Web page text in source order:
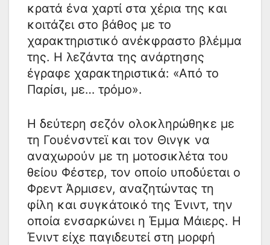
κρατά ένα χαρτί στα χέρια της και
κοιτάζει στο βάθος με το
χαρακτηριστικό ανέκφραστο βλέμμα
της. Η λεζάντα της ανάρτησης
έγραφε χαρακτηριστικά: «Από το
Παρίσι, με… τρόμο».
Η δεύτερη σεζόν ολοκληρώθηκε με
τη Γουένσντεϊ και τον Θινγκ να
αναχωρούν με τη μοτοσικλέτα του
θείου Φέστερ, τον οποίο υποδύεται ο
Φρεντ Άρμισεν, αναζητώντας τη
φίλη και συγκάτοικό της Ένιντ, την
οποία ενσαρκώνει η Έμμα Μάιερς. Η
Ένιντ είχε παγιδευτεί στη μορφή